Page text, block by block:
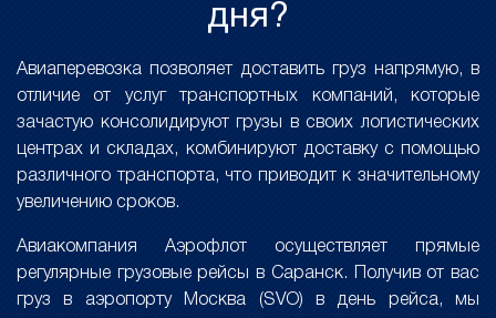
дня?
Авиаперевозка позволяет доставить груз напрямую, в
отличие от услуг транспортных компаний, которые
зачастую консолидируют грузы в своих логистических
центрах и складах, комбинируют доставку с помощью
различного транспорта, что приводит к значительному
увеличению сроков.
Авиакомпания Аэрофлот осуществляет прямые
регулярные грузовые рейсы в Саранск. Получив от вас
груз в аэропорту Москва (SVO) в день рейса, мы